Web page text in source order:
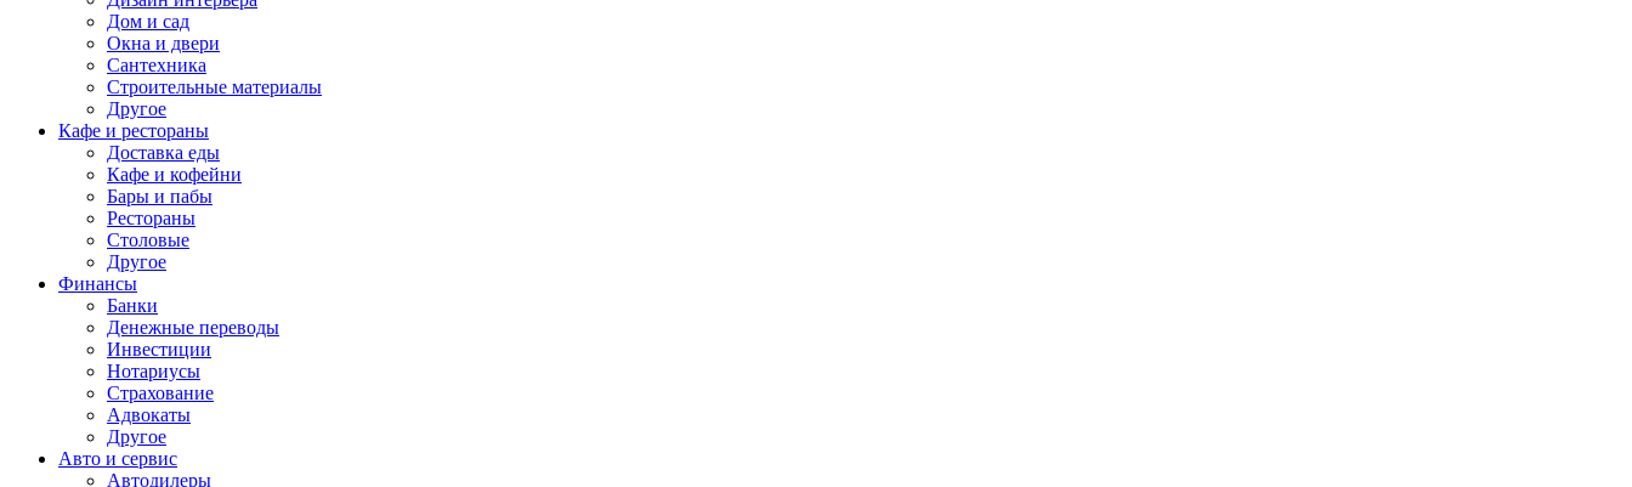
Дом и сад
Окна и двери
Сантехника
Строительные материалы
Другое
Кафе и рестораны
Доставка еды
Кафе и кофейни
Бары и пабы
Рестораны
Столовые
Другое
Финансы
Банки
Денежные переводы
Инвестиции
Нотариусы
Страхование
Адвокаты
Другое
Авто и сервис
Автодилеры